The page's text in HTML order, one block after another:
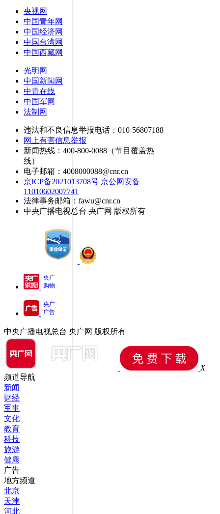
央视网
中国青年网
中国经济网
中国台湾网
中国西藏网
光明网
中国新闻网
中青在线
中国军网
法制网
违法和不良信息举报电话：010-56807188
网上有害信息举报
新闻热线：400-800-0088（节目覆盖热
线）
电子邮箱：4008000088@cnr.cn
京ICP备2021013708号 京公网安备
11010602007741
法律事务邮箱：fawu@cnr.cn
中央广播电视总台 央广网 版权所有
央广
购物
央广
广告
中央广播电视总台 央广网 版权所有
X
频道导航
新闻
财经
军事
文化
教育
科技
旅游
健康
广告
地方频道
北京
天津
河北